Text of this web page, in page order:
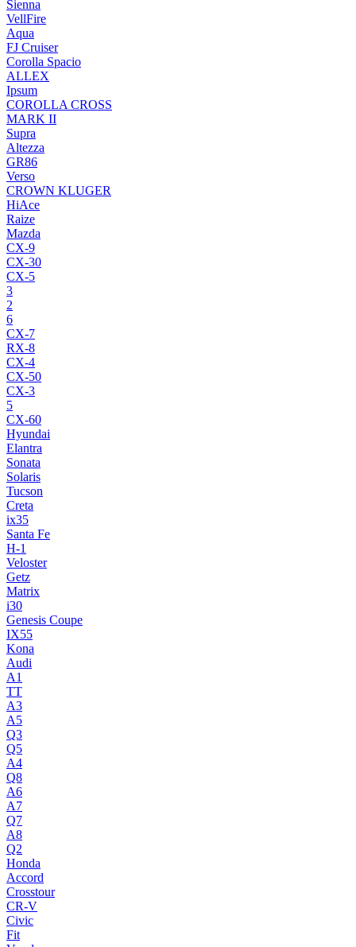
Sienna
VellFire
Aqua
FJ Cruiser
Corolla Spacio
ALLEX
Ipsum
COROLLA CROSS
MARK II
Supra
Altezza
GR86
Verso
CROWN KLUGER
HiAce
Raize
Mazda
CX-9
CX-30
CX-5
3
2
6
CX-7
RX-8
CX-4
CX-50
CX-3
5
CX-60
Hyundai
Elantra
Sonata
Solaris
Tucson
Creta
ix35
Santa Fe
H-1
Veloster
Getz
Matrix
i30
Genesis Coupe
IX55
Kona
Audi
A1
TT
A3
A5
Q3
Q5
A4
Q8
A6
A7
Q7
A8
Q2
Honda
Accord
Crosstour
CR-V
Civic
Fit